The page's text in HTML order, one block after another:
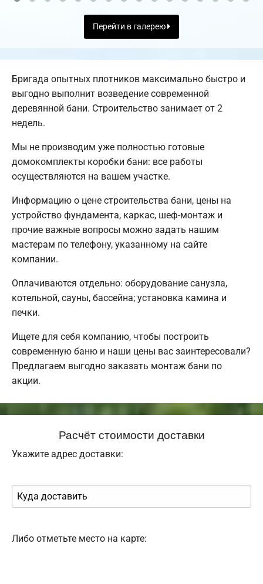
Перейти в галерею
Бригада опытных плотников максимально быстро и
выгодно выполнит возведение современной
деревянной бани. Строительство занимает от 2
недель.
Мы не производим уже полностью готовые
домокомплекты коробки бани: все работы
осуществляются на вашем участке.
Информацию о цене строительства бани, цены на
устройство фундамента, каркас, шеф-монтаж и
прочие важные вопросы можно задать нашим
мастерам по телефону, указанному на сайте
компании.
Оплачиваются отдельно: оборудование санузла,
котельной, сауны, бассейна; установка камина и
печки.
Ищете для себя компанию, чтобы построить
современную баню и наши цены вас заинтересовали?
Предлагаем выгодно заказать монтаж бани по
акции.
Расчёт стоимости доставки
Укажите адрес доставки:
Либо отметьте место на карте: